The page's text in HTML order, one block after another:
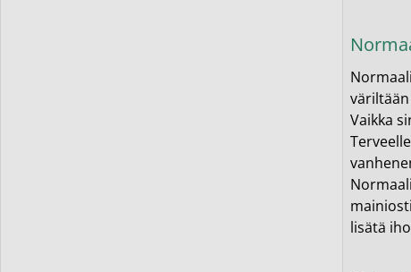
Vaikka
lisätä